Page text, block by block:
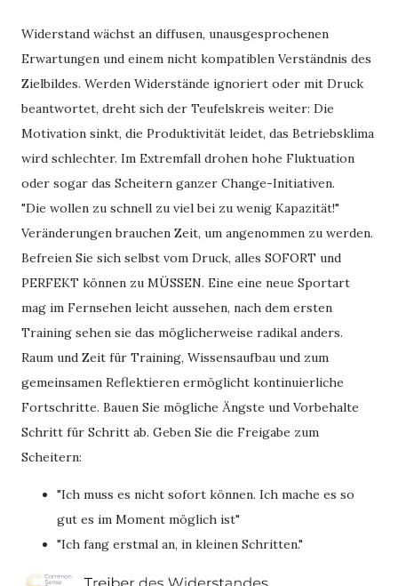
Widerstand wächst an diffusen, unausgesprochenen
Erwartungen und einem nicht kompatiblen Verständnis des
Zielbildes. Werden Widerstände ignoriert oder mit Druck
beantwortet, dreht sich der Teufelskreis weiter: Die
Motivation sinkt, die Produktivität leidet, das Betriebsklima
wird schlechter. Im Extremfall drohen hohe Fluktuation
oder sogar das Scheitern ganzer Change-Initiativen.
"Die wollen zu schnell zu viel bei zu wenig Kapazität!"
Veränderungen brauchen Zeit, um angenommen zu werden.
Befreien Sie sich selbst vom Druck, alles SOFORT und
PERFEKT können zu MÜSSEN. Eine eine neue Sportart
mag im Fernsehen leicht aussehen, nach dem ersten
Training sehen sie das möglicherweise radikal anders.
Raum und Zeit für Training, Wissensaufbau und zum
gemeinsamen Reflektieren ermöglicht kontinuierliche
Fortschritte. Bauen Sie mögliche Ängste und Vorbehalte
Schritt für Schritt ab. Geben Sie die Freigabe zum
Scheitern:
"Ich muss es nicht sofort können. Ich mache es so
gut es im Moment möglich ist"
"Ich fang erstmal an, in kleinen Schritten."